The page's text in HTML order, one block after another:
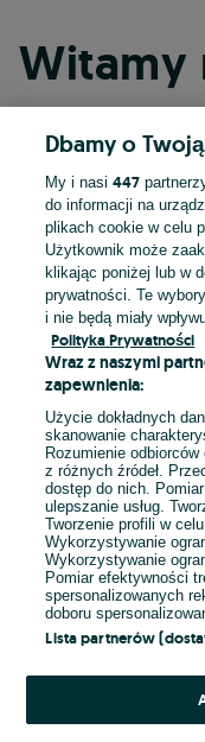
Witamy
E-mail
Hasło
Dbamy o
My i nasi447
do informacji na
plikach cookie w celu
Użytkownik może
klikając poniżej lub w
prywatności. Te
i nie będą miały
Polityka Prywatności
Wraz z naszymi
zapewnienia:
Użycie dokładnych
skanowanie
Rozumienie
z różnych źródeł.
dostęp do nich.
ulepszanie usług.
Tworzenie profili w
Wykorzystywanie
Wykorzystywanie
Pomiar efektywności
spersonalizowanych
doboru
Lista partnerów